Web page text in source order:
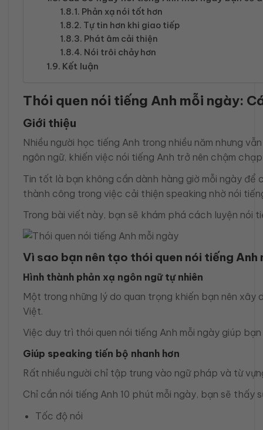
Phản xạ nói tốt hơn
Tự tin hơn khi giao tiếp
Phát âm cải thiện
Nói trôi chảy hơn
Kết luận
Thói quen nói tiếng Anh mỗi ngày:
Giới thiệu
Nhiều người học tiếng Anh trong nhiều năm nhưng
ngôn ngữ, khiến việc nói tiếng Anh trở nên chậm
Tin tốt là bạn không cần dành hàng giờ mỗi ngày để
thành công trong việc cải thiện speaking nhờ nói
Trong bài viết này, bạn sẽ khám phá cách luyện nói
Vì sao bạn nên tạo thói quen nói tiếng Anh
Hình thành phản xạ ngôn ngữ tự nhiên
Một trong những lý do quan trọng khiến bạn nên
Việt.
Việc duy trì thói quen nói tiếng Anh mỗi ngày giúp
Giúp speaking tiến bộ nhanh hơn
Rất nhiều người chỉ tập trung vào ngữ pháp và từ
Chỉ cần nói tiếng Anh 10 phút mỗi ngày, bạn sẽ thấy
Tốc độ nói